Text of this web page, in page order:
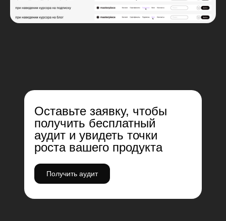
Оставьте заявку, чтобы
получить бесплатный
аудит и увидеть точки
роста вашего продукта
Получить аудит